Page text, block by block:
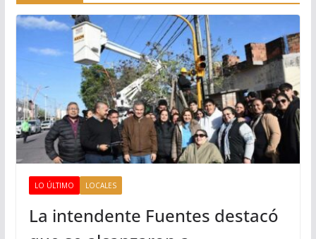
LO ÚLTIMO LOCALES
La intendente Fuentes destacó